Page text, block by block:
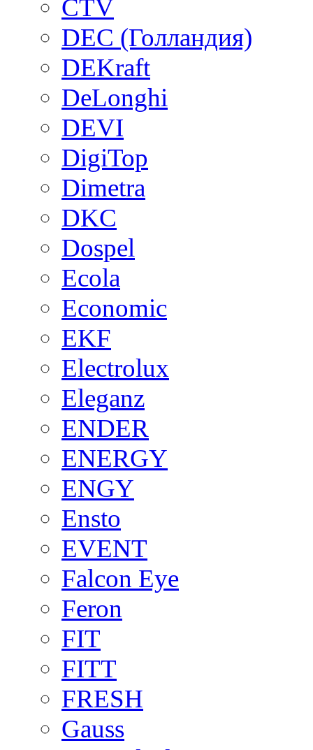
CTV
DEC (Голландия)
DEKraft
DeLonghi
DEVI
DigiTop
Dimetra
DKC
Dospel
Ecola
Economic
EKF
Electrolux
Eleganz
ENDER
ENERGY
ENGY
Ensto
EVENT
Falcon Eye
Feron
FIT
FITT
FRESH
Gauss